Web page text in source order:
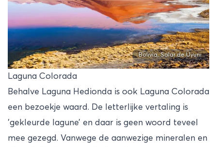
Bolivia, Salar de Uyuni
Laguna Colorada
Behalve Laguna Hedionda is ook Laguna Colorada
een bezoekje waard. De letterlijke vertaling is
’gekleurde lagune’ en daar is geen woord teveel
mee gezegd. Vanwege de aanwezige mineralen en